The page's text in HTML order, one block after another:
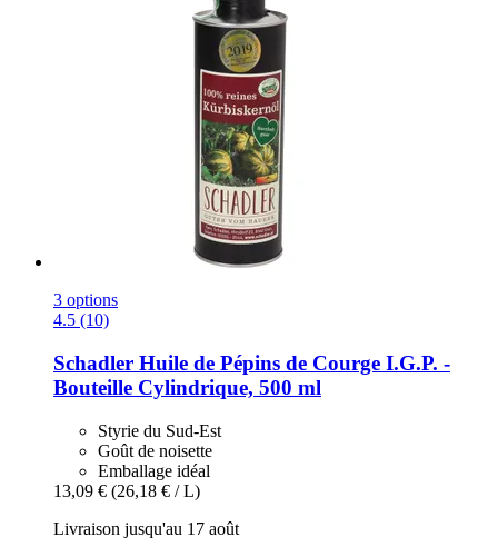
3 options
4.5 (10)
Schadler Huile de Pépins de Courge I.G.P. -​
Bouteille Cylindrique, 500 ml
Styrie du Sud-Est
Goût de noisette
Emballage idéal
13,09 € (26,18 € / L)
Livraison jusqu'au 17 août